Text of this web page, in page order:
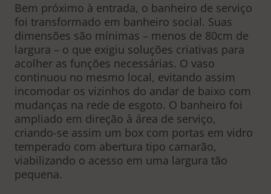
Bem próximo à entrada, o banheiro de serviço
foi transformado em banheiro social. Suas
dimensões são mínimas – menos de 80cm de
largura – o que exigiu soluções criativas para
acolher as funções necessárias. O vaso
continuou no mesmo local, evitando assim
incomodar os vizinhos do andar de baixo com
mudanças na rede de esgoto. O banheiro foi
ampliado em direção à área de serviço,
criando-se assim um box com portas em vidro
temperado com abertura tipo camarão,
viabilizando o acesso em uma largura tão
pequena.